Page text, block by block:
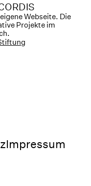
Webseite. Die
Projekte im
Impressum